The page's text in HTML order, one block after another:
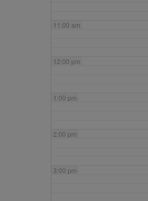
11:00 am
12:00 pm
1:00 pm
2:00 pm
3:00 pm